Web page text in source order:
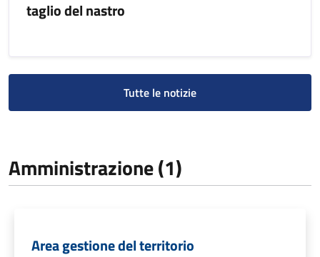
taglio del nastro
Tutte le notizie
Amministrazione (1)
Area gestione del territorio